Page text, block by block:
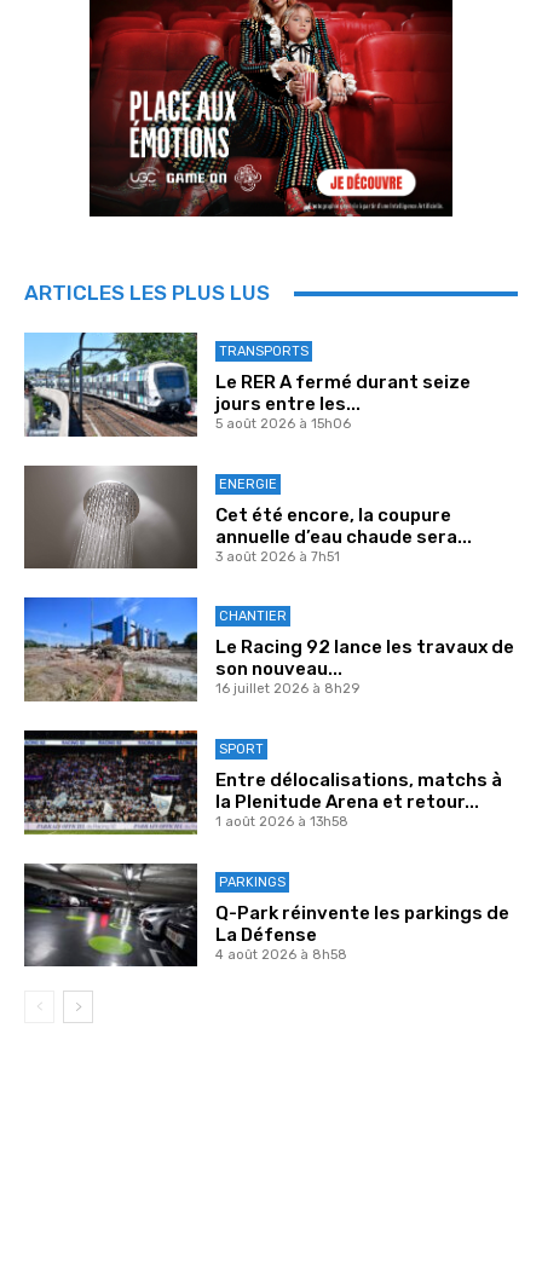
ARTICLES LES PLUS LUS
TRANSPORTS
Le RER A fermé durant seize
jours entre les...
5 août 2026 à 15h06
ENERGIE
Cet été encore, la coupure
annuelle d’eau chaude sera...
3 août 2026 à 7h51
CHANTIER
Le Racing 92 lance les travaux de
son nouveau...
16 juillet 2026 à 8h29
SPORT
Entre délocalisations, matchs à
la Plenitude Arena et retour...
1 août 2026 à 13h58
PARKINGS
Q-Park réinvente les parkings de
La Défense
4 août 2026 à 8h58